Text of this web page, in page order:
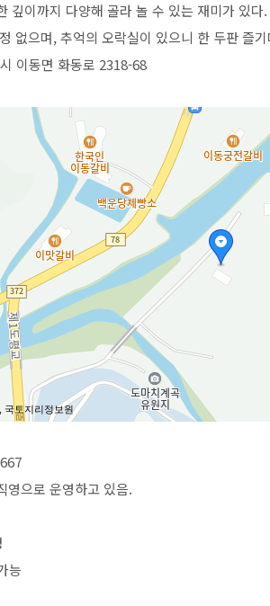
깊이까지 다양해 골라 놀 수 있는 재미가 있
없으며, 추억의 오락실이 있으니 한 두판 즐
이동면 화동로 2318-68
, 국토지리정보원
영으로 운영하고 있음.
능